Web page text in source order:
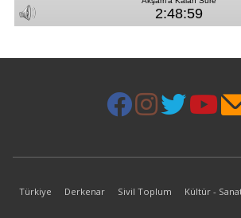
Türkiye Derkenar Sivil Toplum Kültür -